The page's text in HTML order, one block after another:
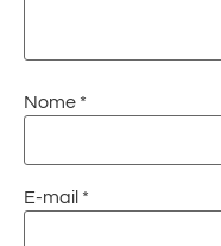
Nome *
E-mail *